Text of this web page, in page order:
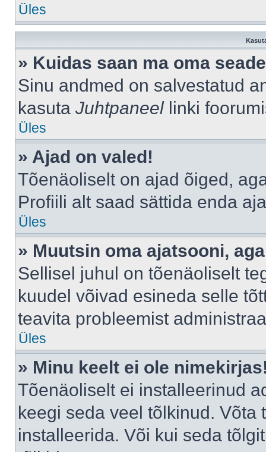
Üles
» Kuidas saan ma oma
Sinu andmed on salvestatud
kasuta Juhtpaneellinki
Üles
» Ajad on valed!
Tõenäoliselt on ajad õiged,
Profiili alt saad sättida enda
Üles
» Muutsin oma ajatsooni,
Sellisel juhul on tõenäoliselt
kuudel võivad esineda selle
teavita probleemist
Üles
» Minu keelt ei ole
Tõenäoliselt ei installeerinud
keegi seda veel tõlkinud.
installeerida. Või kui seda